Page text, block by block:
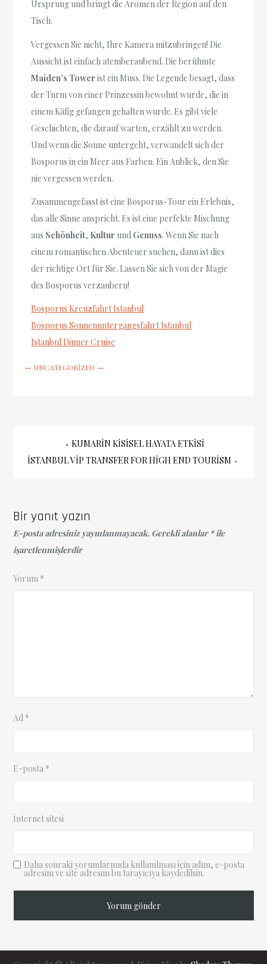
Ursprung und bringt die Aromen der Region auf den
Tisch.
Vergessen Sie nicht, Ihre Kamera mitzubringen! Die
Aussicht ist einfach atemberaubend. Die berühmte
Maiden’s Tower ist ein Muss. Die Legende besagt, dass
der Turm von einer Prinzessin bewohnt wurde, die in
einem Käfig gefangen gehalten wurde. Es gibt viele
Geschichten, die darauf warten, erzählt zu werden.
Und wenn die Sonne untergeht, verwandelt sich der
Bosporus in ein Meer aus Farben. Ein Anblick, den Sie
nie vergessen werden.
Zusammengefasst ist eine Bosporus-Tour ein Erlebnis,
das alle Sinne anspricht. Es ist eine perfekte Mischung
aus Schönheit, Kultur und Genuss. Wenn Sie nach
einem romantischen Abenteuer suchen, dann ist dies
der richtige Ort für Sie. Lassen Sie sich von der Magie
des Bosporus verzaubern!
Bosporus Kreuzfahrt Istanbul
Bosporus Sonnenuntergangsfahrt Istanbul
Istanbul Dinner Cruise
UNCATEGORIZED
Yazı
KUMARIN KISISEL HAYATA ETKISI
İSTANBUL VIP TRANSFER FOR HIGH END TOURISM
Bir yanıt yazın
E-posta adresiniz yayınlanmayacak. Gerekli alanlar *ile
işaretlenmişlerdir
Yorum *
Ad *
E-posta *
İnternet sitesi
Daha sonraki yorumlarımda kullanılması için adım, e-posta
adresim ve site adresim bu tarayıcıya kaydedilsin.